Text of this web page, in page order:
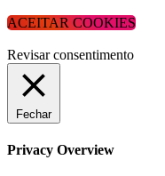
ACEITAR COOKIES
Revisar consentimento
Fechar
Privacy Overview